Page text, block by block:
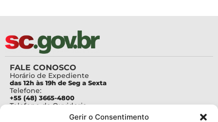
Gerir o Consentimento
FALE CONOSCO
Horário de Expediente
das 12h às 19h de Seg a Sexta
Telefone:
+55 (48) 3665-4800
Telefone da Ouvidoria